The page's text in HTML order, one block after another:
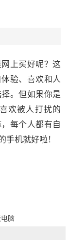
上买好呢？这
验、喜欢和人
。但如果你是
欢被人打扰的
每个人都有自
机就好啦！
脑